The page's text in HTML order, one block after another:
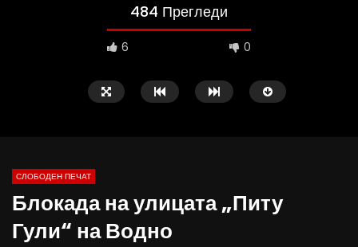
484 Прегледи
6 0
СЛОБОДЕН ПЕЧАТ
Блокада на улицата „Питу
Гули“ на Водно